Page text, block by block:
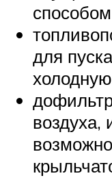
для
воздуха,